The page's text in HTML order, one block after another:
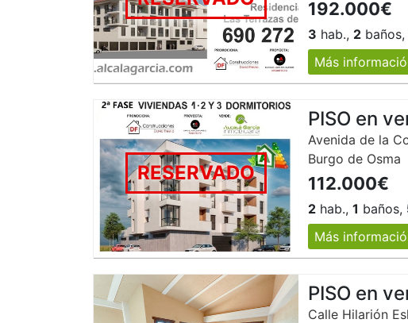
192.000€
3 hab., 2
Más
RESERVADO
PISO en
Avenida de la
Burgo de Osma
112.000€
2 hab.,1 baños,
Más
PISO en
Calle Hilarión